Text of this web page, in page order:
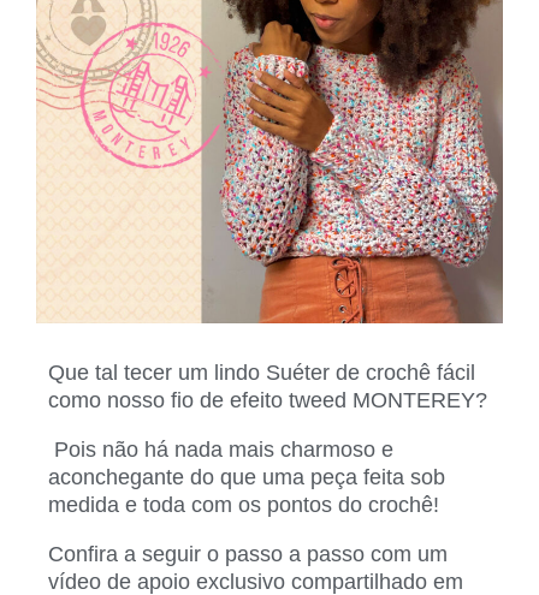
Que tal tecer um lindo Suéter de crochê fácil
como nosso fio de efeito tweed MONTEREY?
Pois não há nada mais charmoso e
aconchegante do que uma peça feita sob
medida e toda com os pontos do crochê!
Confira a seguir o passo a passo com um
vídeo de apoio exclusivo compartilhado em